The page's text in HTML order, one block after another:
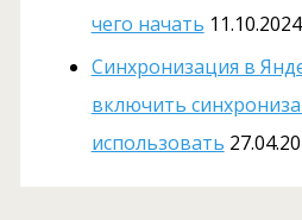
чего начать 11.10.2024
Cинхронизация в
включить
использовать